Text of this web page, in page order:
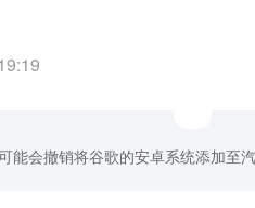
能会撤销将谷歌的安卓系统添加至